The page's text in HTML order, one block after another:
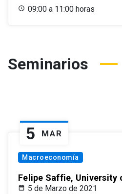
09:00 a 11:00 horas
Seminarios
5 MAR
Macroeconomía
Felipe Saffie, University
5 de Marzo de 2021